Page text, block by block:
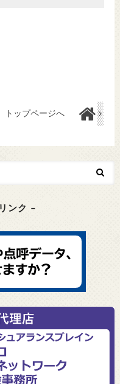
トップページへ
ンク –